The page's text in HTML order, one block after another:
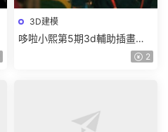
3D建模
哆啦小熙第5期3d輔助插畫班
2023年【畫質不錯有大部分素
2